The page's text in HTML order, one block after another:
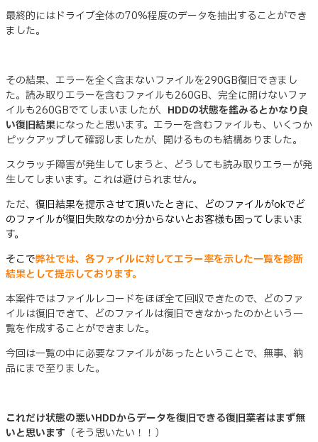
最終的にはドライブ全体の70%程度のデータを抽出することができ
ました。
その結果、エラーを全く含まないファイルを290GB復旧できまし
た。読み取りエラーを含むファイルも260GB、完全に開けないファ
イルも260GBでてしまいましたが、 HDDの状態を鑑みるとかなり良
い復旧結果になったと思います。エラーを含むファイルも、いくつか
ピックアップして確認しましたが、開けるものも結構ありました。
スクラッチ障害が発生してしまうと、どうしても読み取りエラーが発
生してしまいます。これは避けられません。
ただ、 復旧結果を提示させて頂いたときに、どのファイルがokでど
のファイルが復旧失敗なのか分からないとお客様も困ってしまいま
す。
そこで弊社では、各ファイルに対してエラー率を示した一覧を診断
結果として提示しております。
本案件ではファイルレコードをほぼ全て回収できたので、どのファ
イルは復旧できて、どのファイルは復旧できなかったのかという一
覧を作成することができました。
今回は一覧の中に必要なファイルがあったということで、無事、納
品にまで至りました。
これだけ状態の悪いHDDからデータを復旧できる復旧業者はまず無
いと思います （そう思いたい！！）